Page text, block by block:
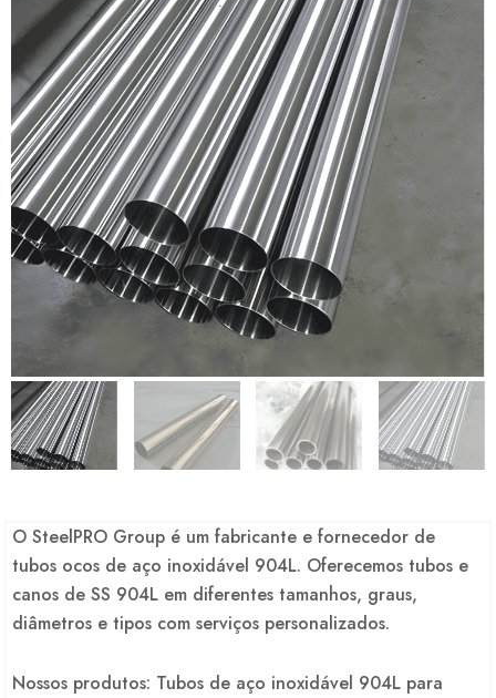
O SteelPRO Group é um fabricante e fornecedor de
tubos ocos de aço inoxidável 904L. Oferecemos tubos e
canos de SS 904L em diferentes tamanhos, graus,
diâmetros e tipos com serviços personalizados.
Nossos produtos: Tubos de aço inoxidável 904L para